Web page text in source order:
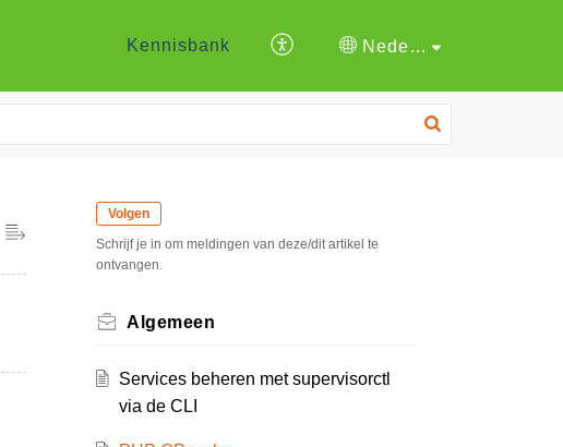
Kennisbank Nederlands
Volgen
Schrijf je in om meldingen van deze/dit artikel te
ontvangen.
Algemeen
Services beheren met supervisorctl
via de CLI